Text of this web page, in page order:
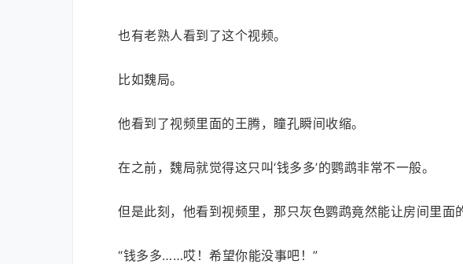
也有老熟人看到了这个视频。
比如魏局。
他看到了视频里面的王腾，瞳孔瞬间收缩。
在之前，魏局就觉得这只叫‘钱多多’的鹦鹉非常不一般。
但是此刻，他看到视频里，那只灰色鹦鹉竟然能让房间里面
“钱多多……哎！希望你能没事吧！”